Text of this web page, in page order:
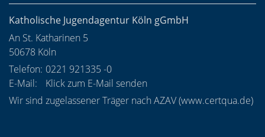
Katholische Jugendagentur Köln gGmbH
An St. Katharinen 5
50678 Köln
Telefon: 0221 921335 -0
E-Mail:
Klick zum E-Mail senden
Wir sind zugelassener Träger nach AZAV (www.certqua.de)